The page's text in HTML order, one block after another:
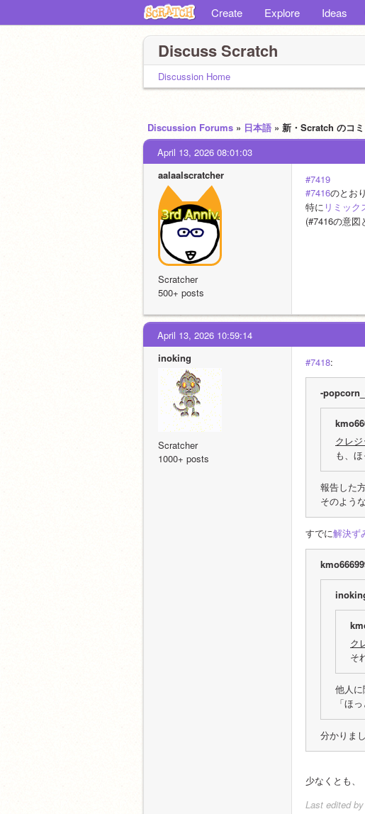
Create Explore Ideas
Discuss Scratch
Discussion Home
Discussion Forums » 日本語 » 新・Scratch のコ
April 13, 2026 08:01:03
aalaalscratcher
Scratcher
500+ posts
#7419
#7416のとお
特に リミック
(#7416の意
April 13, 2026 10:59:14
inoking
Scratcher
1000+ posts
#7418:
-
クレ
も、
報告した
そのよう
すでに解決ず
ク
そ
他人に
「ほ
分かりま
少なくとも、
Last edited